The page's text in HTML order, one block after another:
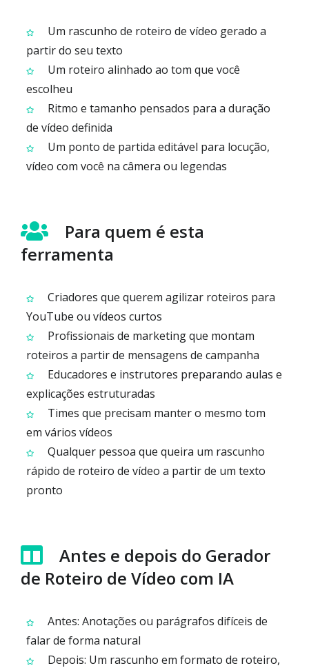
Um rascunho de roteiro de vídeo gerado a
partir do seu texto
Um roteiro alinhado ao tom que você
escolheu
Ritmo e tamanho pensados para a duração
de vídeo definida
Um ponto de partida editável para locução,
vídeo com você na câmera ou legendas
Para quem é esta
ferramenta
Criadores que querem agilizar roteiros para
YouTube ou vídeos curtos
Profissionais de marketing que montam
roteiros a partir de mensagens de campanha
Educadores e instrutores preparando aulas e
explicações estruturadas
Times que precisam manter o mesmo tom
em vários vídeos
Qualquer pessoa que queira um rascunho
rápido de roteiro de vídeo a partir de um texto
pronto
Antes e depois do Gerador
de Roteiro de Vídeo com IA
Antes: Anotações ou parágrafos difíceis de
falar de forma natural
Depois: Um rascunho em formato de roteiro,